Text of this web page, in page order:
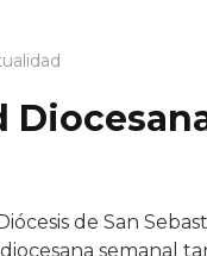
de San
semanal